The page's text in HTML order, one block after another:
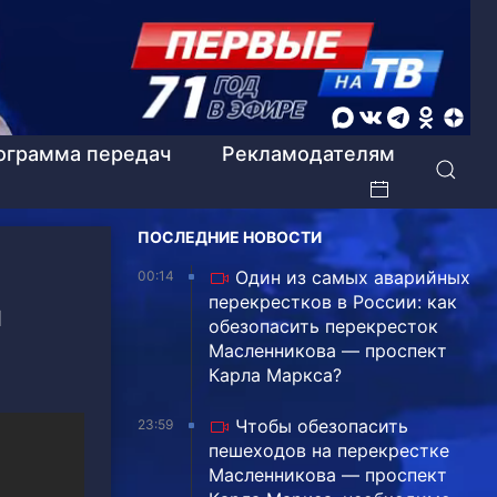
передач Рекламодателям
ПОСЛЕДНИЕ НОВОСТИ
00:14
Один из самых аварийных
перекрестков в России: как
обезопасить перекресток
Масленникова — проспект
Карла Маркса?
23:59
Чтобы обезопасить
пешеходов на перекрестке
Масленникова — проспект